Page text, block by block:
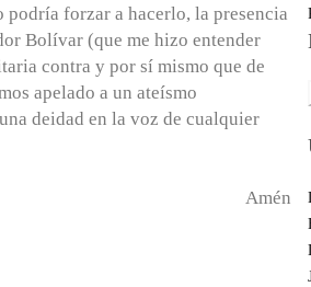
podría forzar a hacerlo, la presencia
Bolívar (que me hizo entender
contra y por sí mismo que de
apelado a un ateísmo
deidad en la voz de cualquier
Amén